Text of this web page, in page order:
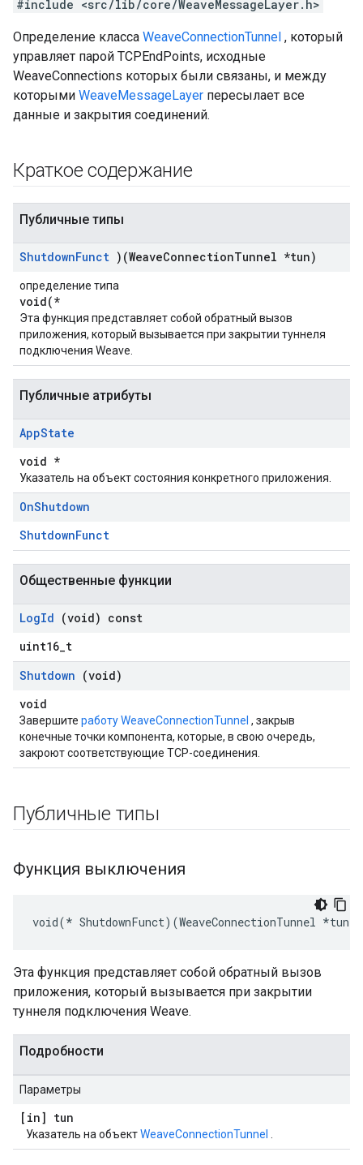
#include <src/lib/core/WeaveMessageLayer.h>
Определение класса WeaveConnectionTunnel , который
управляет парой TCPEndPoints, исходные
WeaveConnections которых были связаны, и между
которыми WeaveMessageLayer пересылает все
данные и закрытия соединений.
Краткое содержание
Публичные типы
ShutdownFunct )(WeaveConnectionTunnel *tun)
определение типа
void(*
Эта функция представляет собой обратный вызов
приложения, который вызывается при закрытии туннеля
подключения Weave.
Публичные атрибуты
AppState
void *
Указатель на объект состояния конкретного приложения.
OnShutdown
ShutdownFunct
Общественные функции
LogId (void) const
uint16_t
Shutdown (void)
void
Завершите работу WeaveConnectionTunnel , закрыв
конечные точки компонента, которые, в свою очередь,
закроют соответствующие TCP-соединения.
Публичные типы
Функция выключения
void(* ShutdownFunct)(WeaveConnectionTunnel *tun)
Эта функция представляет собой обратный вызов
приложения, который вызывается при закрытии
туннеля подключения Weave.
Подробности
Параметры
[in] tun
Указатель на объектWeaveConnectionTunnel